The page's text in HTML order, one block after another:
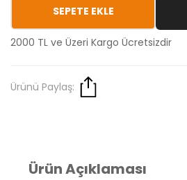
SEPETE EKLE
2000 TL ve Üzeri Kargo Ücretsizdir
Ürünü Paylaş:
Ürün Açıklaması